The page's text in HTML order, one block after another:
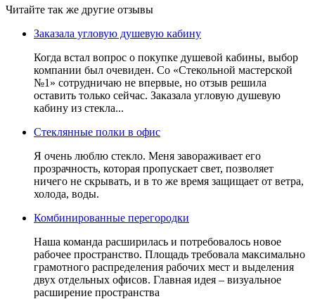
Читайте так же другие отзывы
Заказала угловую душевую кабину
Когда встал вопрос о покупке душевой кабины, выбор
компании был очевиден. Со «Стекольной мастерской
№1» сотрудничаю не впервые, но отзыв решила
оставить только сейчас. Заказала угловую душевую
кабину из стекла...
Стеклянные полки в офис
Я очень люблю стекло. Меня завораживает его
прозрачность, которая пропускает свет, позволяет
ничего не скрывать, и в то же время защищает от ветра,
холода, воды.
Комбинированные перегородки
Наша команда расширилась и потребовалось новое
рабочее пространство. Площадь требовала максимально
грамотного распределения рабочих мест и выделения
двух отдельных офисов. Главная идея – визуальное
расширение пространства